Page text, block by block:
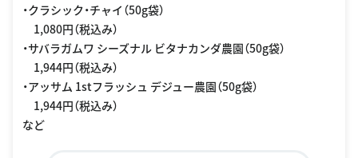
・クラシック・チャイ（50g袋）
1,080円（税込み）
・サバラガムワ シーズナル ビタナカンダ農園（50g袋）
1,944円（税込み）
・アッサム 1stフラッシュ デジュー農園（50g袋）
1,944円（税込み）
など